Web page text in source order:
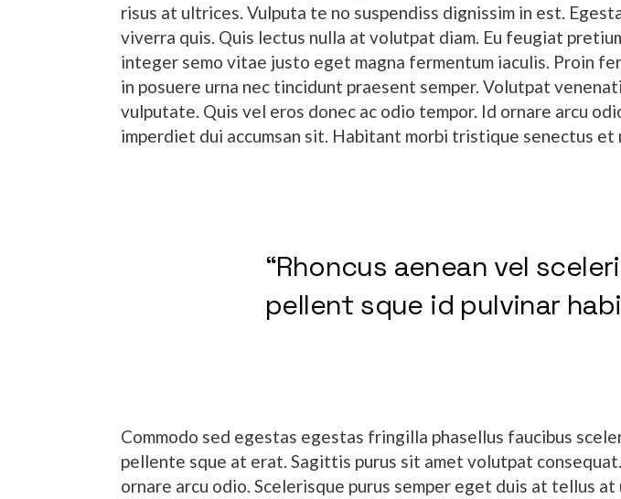
risus at ultrices. Vulputa te no suspendiss dignissim in est.
viverra quis. Quis lectus nulla at volutpat diam. Eu feugiat
integer semo vitae justo eget magna fermentum iaculis. Proin
in posuere urna nec tincidunt praesent semper. Volutpat
vulputate. Quis vel eros donec ac odio tempor. Id ornare arcu
imperdiet dui accumsan sit. Habitant morbi tristique senectus et
“Rhoncus aenean vel
pellent sque id pulvinar
Commodo sed egestas egestas fringilla phasellus faucibus
pellente sque at erat. Sagittis purus sit amet volutpat
ornare arcu odio. Scelerisque purus semper eget duis at tellus